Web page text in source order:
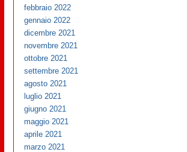
febbraio 2022
gennaio 2022
dicembre 2021
novembre 2021
ottobre 2021
settembre 2021
agosto 2021
luglio 2021
giugno 2021
maggio 2021
aprile 2021
marzo 2021